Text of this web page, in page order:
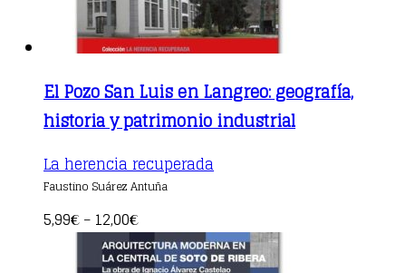
El Pozo San Luis en Langreo: geografía,
historia y patrimonio industrial
La herencia recuperadaproduct
variants.
The
options
Faustino Suárez Antuña
5,99€ – 12,00€